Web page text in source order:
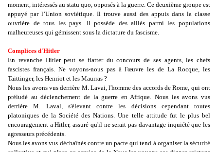
moment, intéressés au statu quo, opposés à la guerre. Ce deuxième groupe est
appuyé par l’Union soviétique. Il trouve aussi des appuis dans la classe
ouvrière de tous les pays. Il possède des alliés parmi les populations
malheureuses qui gémissent sous la dictature du fascisme.
Complices d'Hitler
En revanche Hitler peut se flatter du concours de ses agents, les chefs
fascistes français. Ne voyons-nous pas à l'œuvre les de La Rocque, les
Taittinger, les Henriot et les Maurras ?
Nous les avons vus derrière M. Lavai, l'homme des accords de Rome, qui ont
préludé au déclenchement de la guerre en Afrique. Nous les avons vus
derrière M. Laval, s'élevant contre les décisions cependant toutes
platoniques de la Société des Nations. Une telle attitude fut le plus bel
encouragement a Hitler, assuré qu'il ne serait pas davantage inquiété que les
agresseurs précédents.
Nous les avons vus déchaînés contre un pacte qui tend à organiser la sécurité